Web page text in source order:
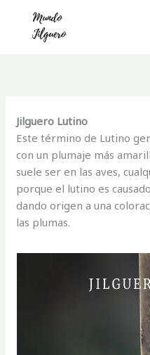
contenido
Jilguero Lutino
Este término de Lutino
con un plumaje más
suele ser en las aves,
porque el lutino es
dando origen a una
las plumas.